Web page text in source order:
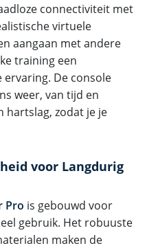
connectiviteit met
virtuele
aangaan met andere
training een
De console
weer, van tijd en
hartslag, zodat je je
voor Langdurig
Pro is gebouwd voor
gebruik. Het robuuste
maken de